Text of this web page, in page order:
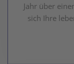
Jahr über
sich Ihre